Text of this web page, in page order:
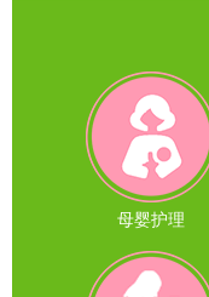
母婴护理